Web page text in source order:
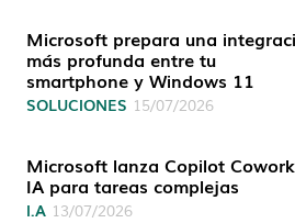
Microsoft prepara una
más profunda entre tu
smartphone y Windows 11
SOLUCIONES 15/07/2026
Microsoft lanza Copilot
IA para tareas complejas
I.A 13/07/2026